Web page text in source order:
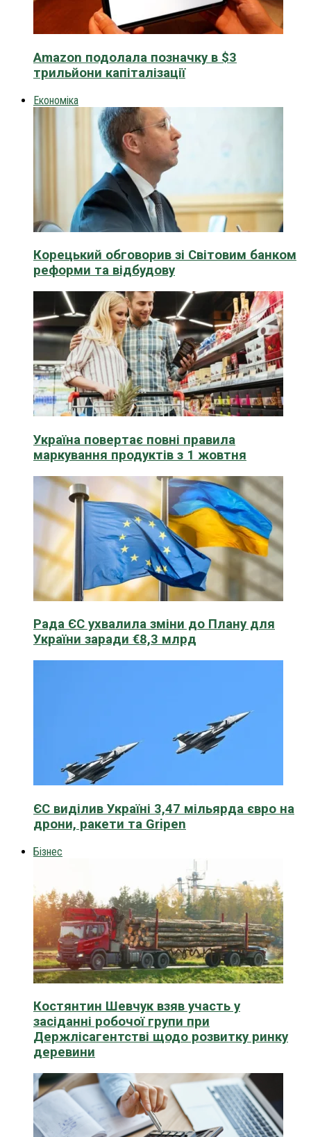
Amazon подолала позначку в $3
трильйони капіталізації
Економіка
Корецький обговорив зі Світовим банком
реформи та відбудову
Україна повертає повні правила
маркування продуктів з 1 жовтня
Рада ЄС ухвалила зміни до Плану для
України заради €8,3 млрд
ЄС виділив Україні 3,47 мільярда євро на
дрони, ракети та Gripen
Бізнес
Костянтин Шевчук взяв участь у
засіданні робочої групи при
Держлісагентстві щодо розвитку ринку
деревини